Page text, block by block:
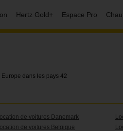
Hertz Gold+ Espace Pro
dans les pays 42
de voitures Danemark
de voitures Belgique